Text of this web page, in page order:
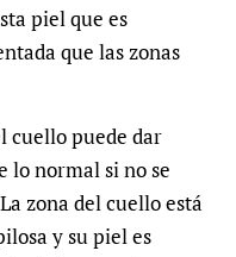
piel que es
que las zonas
cuello puede dar
lo normal si no se
zona del cuello está
y su piel es